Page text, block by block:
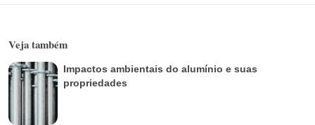
Veja também
Impactos ambientais do alumínio e suas
propriedades